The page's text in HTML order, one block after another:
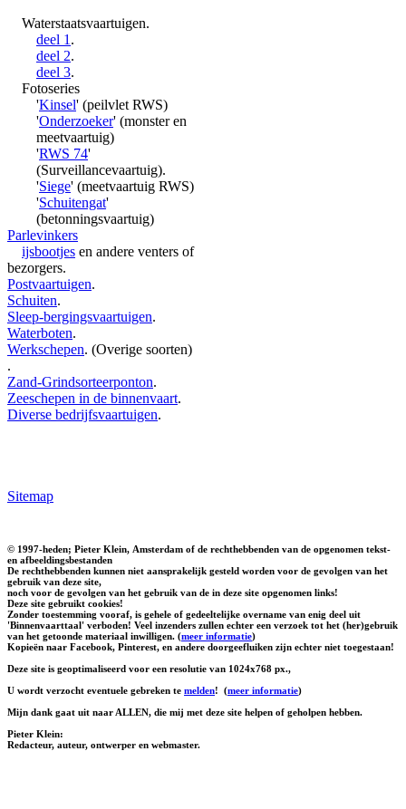
Waterstaatsvaartuigen.
deel 1 .
deel 2.
deel 3.
Fotoseries
'Kinsel' (peilvlet RWS)
'Onderzoeker' (monster en
meetvaartuig)
'RWS 74'
(Surveillancevaartuig).
'Siege' (meetvaartuig RWS)
'Schuitengat'
(betonningsvaartuig)
Parlevinkers
ijsbootjes en andere venters of
bezorgers.
Postvaartuigen.
Schuiten.
Sleep-bergingsvaartuigen.
Waterboten.
Werkschepen. (Overige soorten)
.
Zand-Grindsorteerponton.
Zeeschepen in de binnenvaart.
Diverse bedrijfsvaartuigen.
Sitemap
© 1997-heden; Pieter Klein, Amsterdam of de rechthebbenden van de opgenomen tekst-
en afbeeldingsbestanden
De rechthebbenden kunnen niet aansprakelijk gesteld worden voor de gevolgen van het
gebruik van deze site,
noch voor de gevolgen van het gebruik van de in deze site opgenomen links!
Deze site gebruikt cookies!
Zonder toestemming vooraf, is gehele of gedeeltelijke overname van enig deel uit
'Binnenvaarttaal' verboden! Veel inzenders zullen echter een verzoek tot het (her)gebruik
van het getoonde materiaal inwilligen. (meer informatie)
Kopieën naar Facebook, Pinterest, en andere doorgeefluiken zijn echter niet toegestaan!
Deze site is geoptimaliseerd voor een resolutie van 1024x768 px.,
U wordt verzocht eventuele gebreken te melden! (meer informatie)
Mijn dank gaat uit naar ALLEN, die mij met deze site helpen of geholpen hebben.
Pieter Klein:
Redacteur, auteur, ontwerper en webmaster.